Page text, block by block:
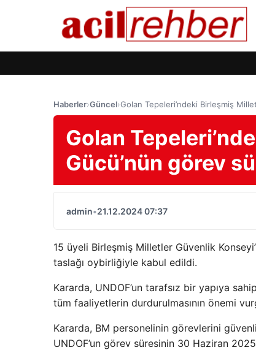
Haberler›Güncel›Golan Tepeleri’ndeki Birleşmiş
Golan
Gücü’nün görev
admin•21.12.2024 07:37
15 üyeli Birleşmiş Milletler Güvenlik
taslağı oybirliğiyle kabul edildi.
Kararda, UNDOF’un tarafsız bir yapıya
tüm faaliyetlerin durdurulmasının önemi
Kararda, BM personelinin görevlerini
UNDOF’un görev süresinin 30 Haziran